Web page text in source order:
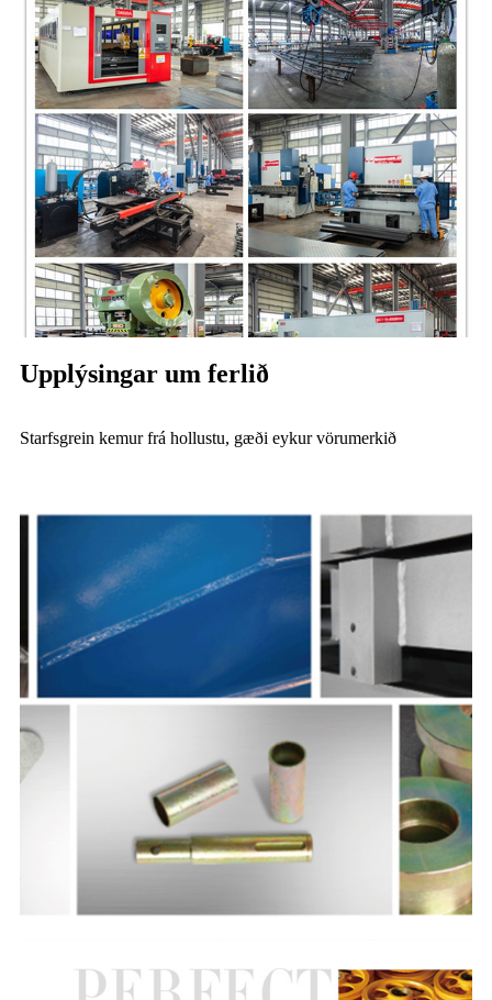
Upplýsingar um ferlið
Starfsgrein kemur frá hollustu, gæði eykur vörumerkið